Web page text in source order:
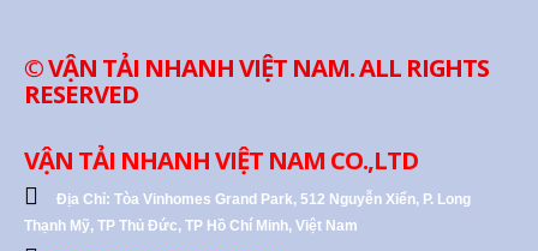
© VẬN TẢI NHANH VIỆT NAM. ALL RIGHTS
RESERVED
VẬN TẢI NHANH VIỆT NAM CO.,LTD
Địa Chỉ: Tòa Vinhomes Grand Park, 512 Nguyễn Xiển, P. Long
Thạnh Mỹ, TP Thủ Đức, TP Hồ Chí Minh, Việt Nam